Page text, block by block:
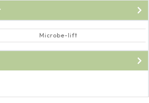
Microbe-lift